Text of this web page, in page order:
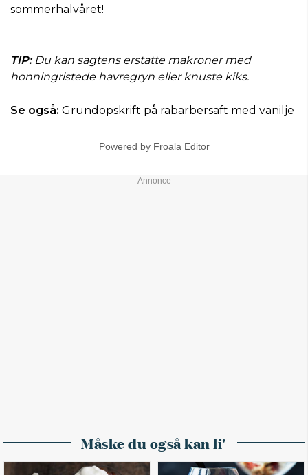
sommerhalvåret!
TIP:Du kan sagtens erstatte makroner med
honningristede havregryn eller knuste kiks.
Se også: Grundopskrift på rabarbersaft med vanilje
Powered by Froala Editor
Måske du også kan li'